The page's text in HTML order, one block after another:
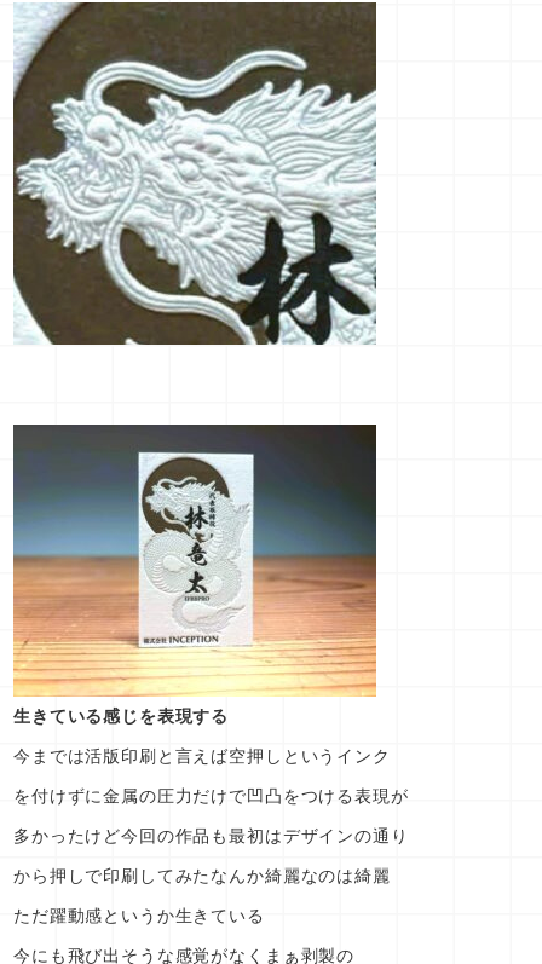
生きている感じを表現する
今までは活版印刷と言えば空押しというインク
を付けずに金属の圧力だけで凹凸をつける表現が
多かったけど今回の作品も最初はデザインの通り
から押しで印刷してみたなんか綺麗なのは綺麗
ただ躍動感というか生きている
今にも飛び出そうな感覚がなくまぁ剥製の